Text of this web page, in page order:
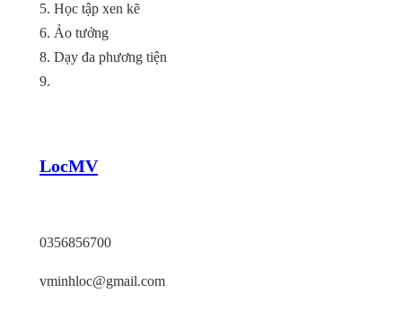
5. Học tập xen kẽ
6. Ảo tưởng
8. Dạy đa phương tiện
9.
LocMV
0356856700
vminhloc@gmail.com